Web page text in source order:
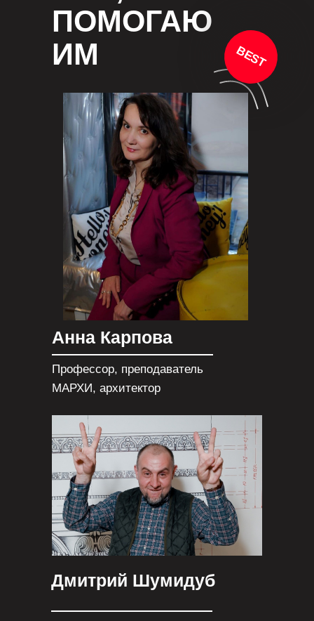
Профессор, преподаватель
МАРХИ, архитектор
Анна Карпова
Дмитрий Шумидуб
ПОМОГАЮ
ИМ
BEST